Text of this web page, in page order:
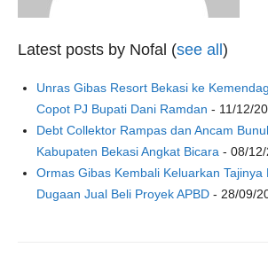
Latest posts by Nofal (see all)
Unras Gibas Resort Bekasi ke
Copot PJ Bupati Dani Ramdan - 11/12/
Debt Collektor Rampas dan Ancam
Kabupaten Bekasi Angkat Bicara - 08/
Ormas Gibas Kembali Keluarkan Tajinya
Dugaan Jual Beli Proyek APBD - 28/09/